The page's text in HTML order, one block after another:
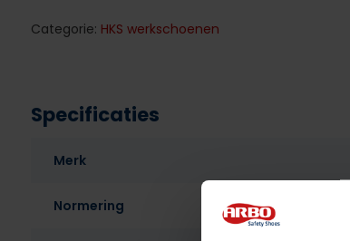
Categorie: HKS werkschoenen
Specificaties
Merk
Normering